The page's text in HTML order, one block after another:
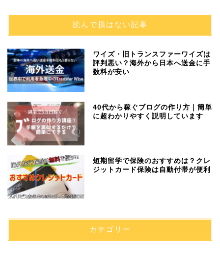
読んで損はない記事
ワイズ・旧トランスファーワイズは
評判悪い？海外から日本へ送金に手
数料が安い
40代から稼ぐブログの作り方｜簡単
に超わかりやすく説明しています
短期留学で保険のおすすめは？クレ
ジットカード保険は自動付帯が便利
カテゴリー